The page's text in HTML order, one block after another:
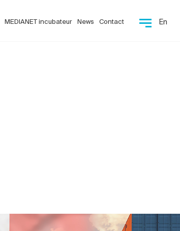
MEDIANET incubateur News Contact En